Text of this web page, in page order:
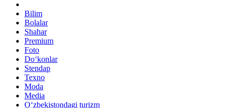
Bilim
Bolalar
Shahar
Premium
Foto
Do‘konlar
Stendap
Texno
Moda
Media
O‘zbekistondagi turizm